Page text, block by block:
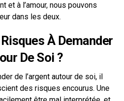
et à l’amour, nous pouvons
dans les deux.
À Demander
De Soi ?
de l’argent autour de soi, il
des risques encourus. Une